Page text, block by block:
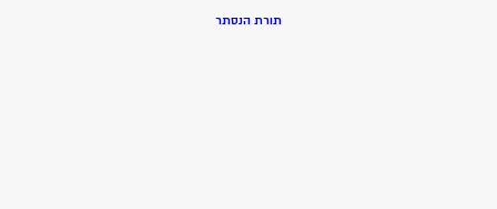
תורת הנסתר